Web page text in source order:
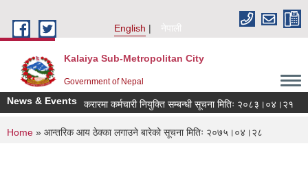
English
नेपाली
Kalaiya Sub-Metropolitan City
Government of Nepal
News & Eventsकरारमा कर्मचारी नियुक्ति सम्बन्धी सूचना मितिः २०८३।०४।२१
You are here
Home » आन्तरिक आय ठेक्का लगाउने बारेको सूचना मितिः २०७५।०४।२८